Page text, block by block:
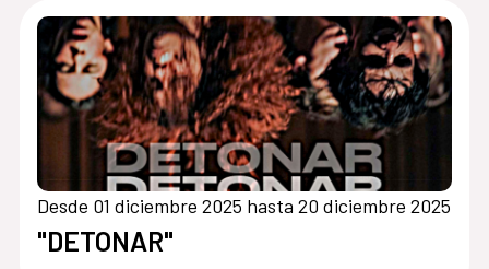
Desde 01 diciembre 2025 hasta 20 diciembre 2025
"DETONAR"